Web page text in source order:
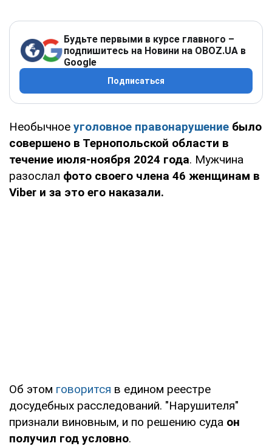
Будьте первыми в курсе главного –
подпишитесь на Новини на OBOZ.UA в
Google
Подписаться
Необычное уголовное правонарушение было
совершено в Тернопольской области в
течение июля-ноября 2024 года. Мужчина
разослал фото своего члена 46 женщинам в
Viber и за это его наказали.
Об этом говорится в едином реестре
досудебных расследований. "Нарушителя"
признали виновным, и по решению суда он
получил год условно.